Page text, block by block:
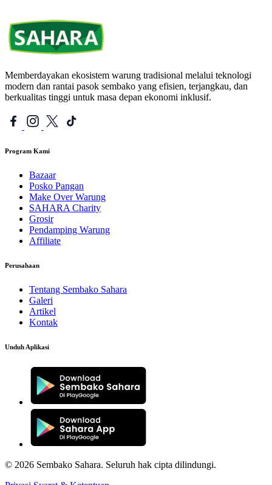
Memberdayakan ekosistem warung tradisional melalui teknologi
modern dan rantai pasok sembako yang efisien, terjangkau, dan
berkualitas tinggi untuk masa depan ekonomi inklusif.
Program Kami
Bazaar
Posko Pangan
Make Over Warung
SAHARA Charity
Grosir
Pendamping Warung
Affiliate
Perusahaan
Tentang Sembako Sahara
Galeri
Artikel
Kontak
Unduh Aplikasi
© 2026 Sembako Sahara. Seluruh hak cipta dilindungi.